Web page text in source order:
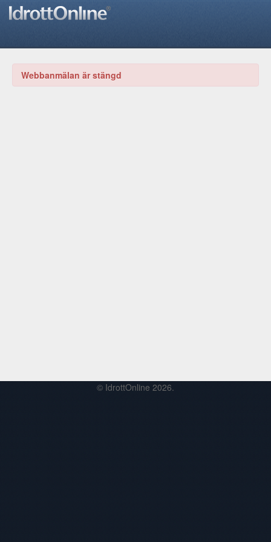
Webbanmälan är stängd
© IdrottOnline 2026.